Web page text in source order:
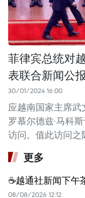
菲律宾总统对
表联合新闻公报
30/01/2024 16:00
应越南国家主席武
罗慕尔德兹·马科
访问。值此访问之
更多
☕️越通社新闻下午
08/08/2026 12:12